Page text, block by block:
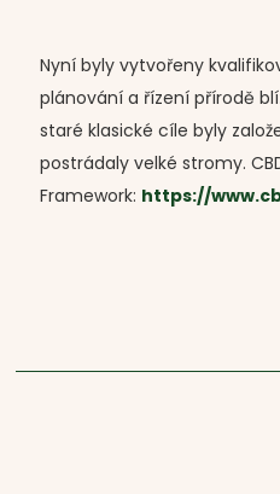
Nyní byly vytvořeny
plánování a řízení přírodě
staré klasické cíle byly
postrádaly velké stromy.
Framework: https://